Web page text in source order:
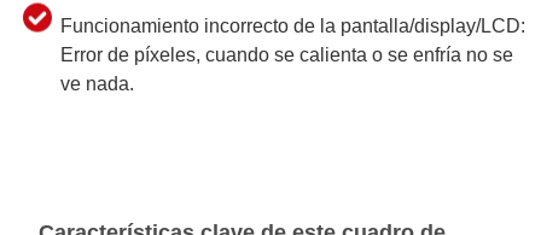
Funcionamiento incorrecto de la pantalla/display/LCD:
Error de píxeles, cuando se calienta o se enfría no se
ve nada.